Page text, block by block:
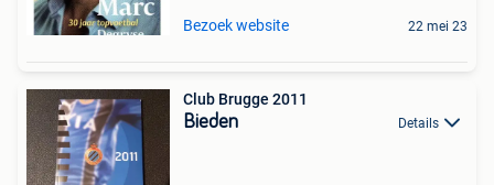
Bezoek website 22 mei 23
Club Brugge 2011
Bieden Details